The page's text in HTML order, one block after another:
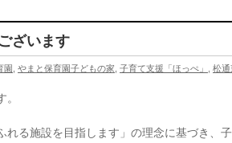
ざいます
園 やまと保育園子どもの家 子育て支援「ほっぺ」 松通
れる施設を目指します」の理念に基づき、